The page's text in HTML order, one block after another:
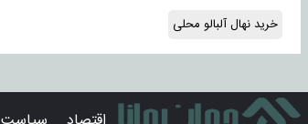
خرید نهال آلبالو محلی